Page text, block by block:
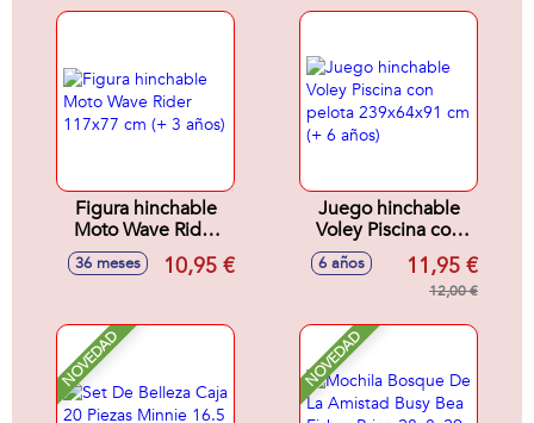
Figura hinchable
Moto Wave Rider
117x77 cm (+ 3
años)
36 meses 10,95 €
Juego hinchable
Voley Piscina con
pelota 239x64x91
cm (+ 6 años)
6 años 11,95 €
12,00 €
NOVEDAD NOVEDAD